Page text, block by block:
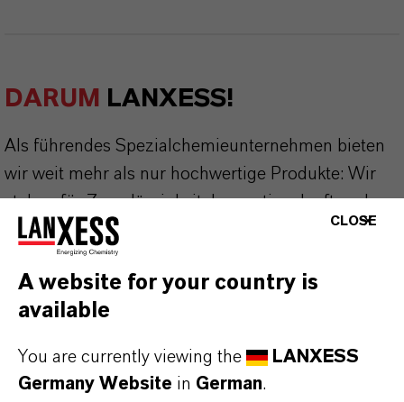
DARUM LANXESS!
Als führendes Spezialchemieunternehmen bieten
wir weit mehr als nur hochwertige Produkte: Wir
stehen für Zuverlässigkeit, Innovationskraft und
partnerschaftliches Denken. Im Mittelpunkt
unseres Handelns stehen jedoch Sie: unsere
Kunden. Unsere Kunden profitieren von
maßgeschneiderten Lösungen, globaler Präsenz
finden Sie gleich elf überzeugende Gründe, warum
LANXESS der richtige Partner für Ihr Unternehmen
CLOSE
A website for your country is
available
You are currently viewing the
LANXESS
Germany Website in German.